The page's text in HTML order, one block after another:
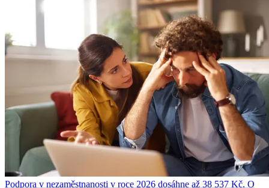
Podpora v nezaměstnanosti v roce 2026 dosáhne až 38 537 Kč. O